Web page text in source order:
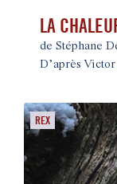
LA
de Stéphane
D’après
REX